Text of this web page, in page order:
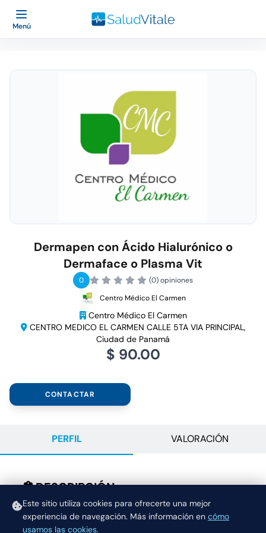
Este sitio utiliza cookies para ofrecerte una mejor
experiencia de navegación. Más información en cómo
usamos las cookies.
Menú
Dermapen con Ácido Hialurónico o
Dermaface o Plasma Vit
0
(0) opiniones
Centro Médico El Carmen
Centro Médico El Carmen
CENTRO MEDICO EL CARMEN CALLE 5TA VIA PRINCIPAL,
Ciudad de Panamá
$ 90.00
CONTACTAR
PERFIL VALORACIÓN
DESCRIPCIÓN
El tratamiento de microagujas o dermapen ayuda
a estimular el colágeno de calidad en tu piel